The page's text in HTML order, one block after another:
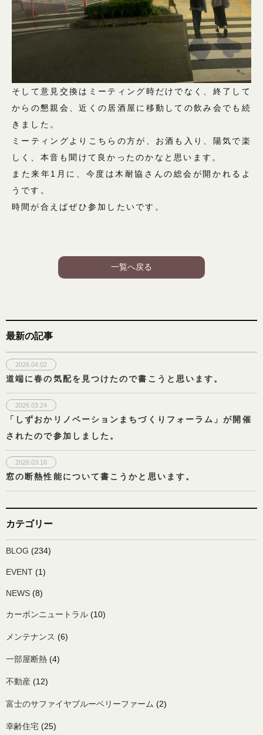
そして意見交換はミーティング時だけでなく、終了して
からの懇親会、近くの居酒屋に移動しての飲み会でも続
きました。
ミーティングよりこちらの方が、お酒も入り、陽気で楽
しく、本音も聞けて良かったのかなと思います。
また来年1月に、今度は木耐協さんの総会が開かれるよ
うです。
時間が合えばぜひ参加したいです。
一覧へ戻る
最新の記事
2026.04.02
道端に春の気配を見つけたので書こうと思います。
2026.03.24
「しずおかリノベーションまちづくりフォーラム」が開催
されたので参加しました。
2026.03.16
窓の断熱性能について書こうかと思います。
カテゴリー
BLOG (234)
EVENT (1)
NEWS (8)
カーボンニュートラル (10)
メンテナンス (6)
一部屋断熱 (4)
不動産 (12)
富士のサファイヤブルーベリーファーム (2)
幸齢住宅 (25)